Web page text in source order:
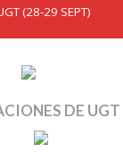
(28-29 SEPT)
DE UGT